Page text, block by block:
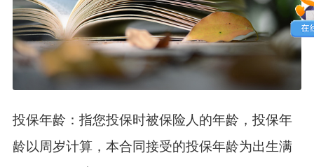
投保年龄：指您投保时被保险人的年龄，投保年
龄以周岁计算，本合同接受的投保年龄为出生满